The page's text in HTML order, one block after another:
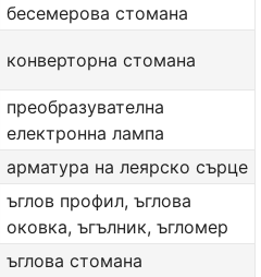
бесемерова стомана
конверторна стомана
преобразувателна
електронна лампа
арматура на леярско сърце
ъглов профил, ъглова
оковка, ъгълник, ъгломер
ъглова стомана